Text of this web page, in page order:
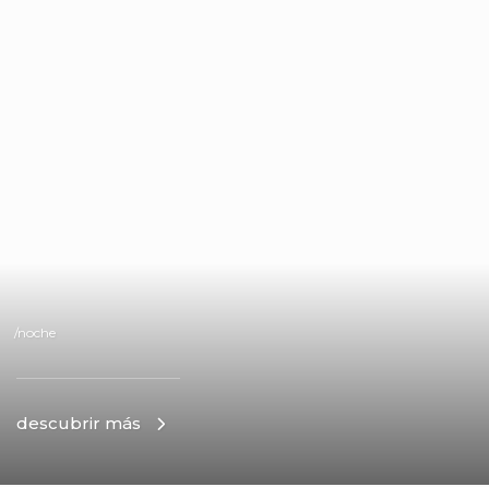
/noche
descubrir más